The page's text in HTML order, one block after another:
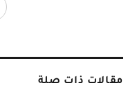
مقالات ذات صلة